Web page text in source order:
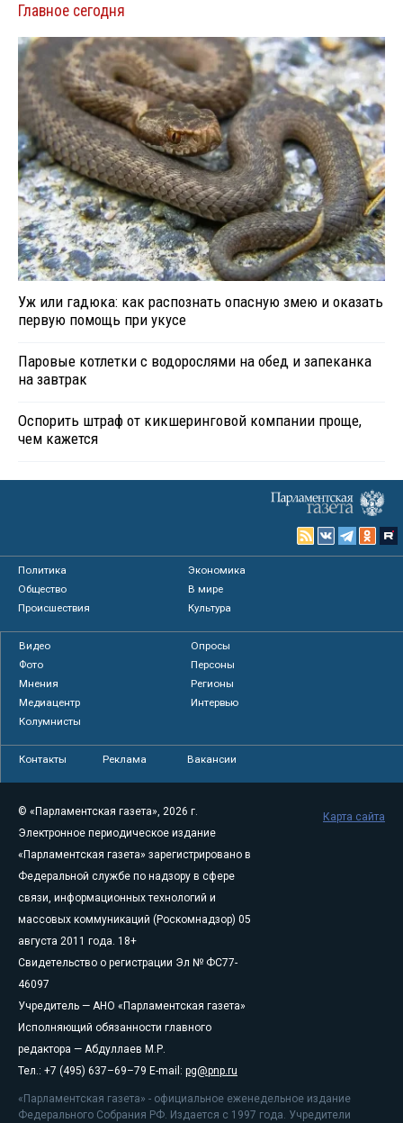
Главное сегодня
Уж или гадюка: как распознать опасную змею и оказать
первую помощь при укусе
Паровые котлетки с водорослями на обед и запеканка
на завтрак
Оспорить штраф от кикшеринговой компании проще,
чем кажется
Политика
Экономика
Общество
В мире
Происшествия
Культура
Видео
Опросы
Фото
Персоны
Мнения
Регионы
Медиацентр
Интервью
Колумнисты
Контакты Реклама Вакансии
© «Парламентская газета», 2026 г.
Электронное периодическое издание
«Парламентская газета» зарегистрировано в
Федеральной службе по надзору в сфере
связи, информационных технологий и
массовых коммуникаций (Роскомнадзор) 05
августа 2011 года. 18+
Свидетельство о регистрации Эл № ФС77-
46097
Учредитель — АНО «Парламентская газета»
Исполняющий обязанности главного
редактора — Абдуллаев М.Р.
Тел.: +7 (495) 637–69–79 E-mail: pg@pnp.ru
«Парламентская газета» - официальное еженедельное издание
Федерального Собрания РФ. Издается с 1997 года. Учредители
Карта сайта